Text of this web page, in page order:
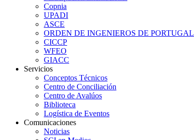
Copnia
UPADI
ASCE
ORDEN DE INGENIEROS DE PORTUGAL
CICCP
WFEO
GIACC
Servicios
Conceptos Técnicos
Centro de Conciliación
Centro de Avalúos
Biblioteca
Logística de Eventos
Comunicaciones
Noticias